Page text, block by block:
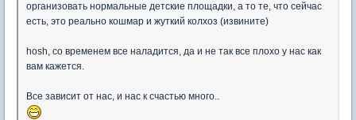
организовать нормальные детские площадки, а то те, что сейчас
есть, это реально кошмар и жуткий колхоз (извините)
hosh, со временем все наладится, да и не так все плохо у нас как
вам кажется.
Все зависит от нас, и нас к счастью много..